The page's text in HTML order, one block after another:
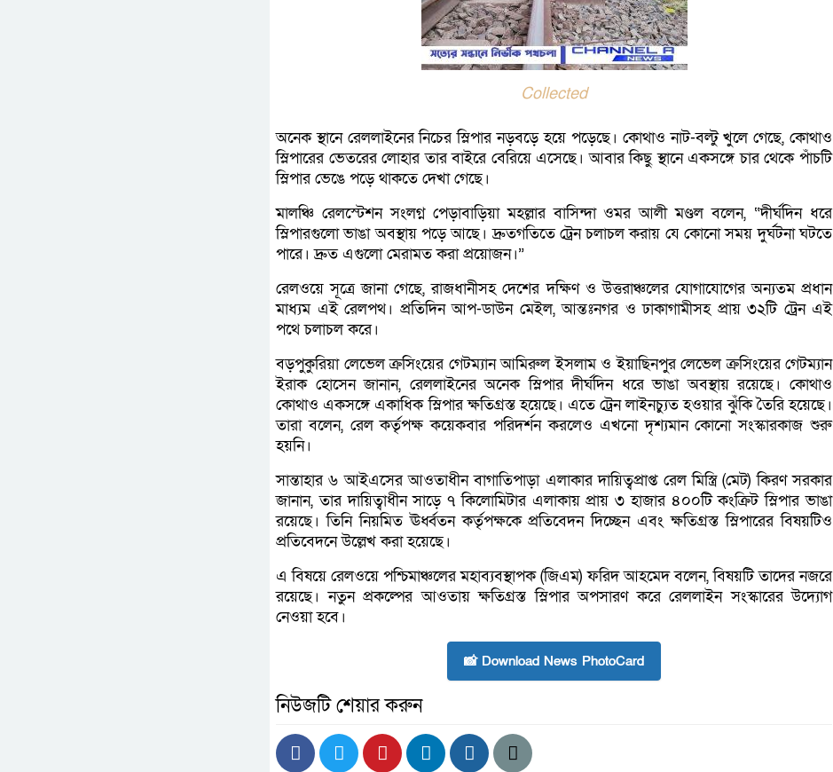
Collected
অনেক স্থানে রেললাইনের নিচের স্লিপার নড়বড়ে হয়ে পড়েছে। কোথাও নাট-বল্টু খুলে গেছে, কোথাও
স্লিপারের ভেতরের লোহার তার বাইরে বেরিয়ে এসেছে। আবার কিছু স্থানে একসঙ্গে চার থেকে পাঁচটি
স্লিপার ভেঙে পড়ে থাকতে দেখা গেছে।
মালঞ্চি রেলস্টেশন সংলগ্ন পেড়াবাড়িয়া মহল্লার বাসিন্দা ওমর আলী মণ্ডল বলেন, “দীর্ঘদিন ধরে
স্লিপারগুলো ভাঙা অবস্থায় পড়ে আছে। দ্রুতগতিতে ট্রেন চলাচল করায় যে কোনো সময় দুর্ঘটনা ঘটতে
পারে। দ্রুত এগুলো মেরামত করা প্রয়োজন।”
রেলওয়ে সূত্রে জানা গেছে, রাজধানীসহ দেশের দক্ষিণ ও উত্তরাঞ্চলের যোগাযোগের অন্যতম প্রধান
মাধ্যম এই রেলপথ। প্রতিদিন আপ-ডাউন মেইল, আন্তঃনগর ও ঢাকাগামীসহ প্রায় ৩২টি ট্রেন এই
পথে চলাচল করে।
বড়পুকুরিয়া লেভেল ক্রসিংয়ের গেটম্যান আমিরুল ইসলাম ও ইয়াছিনপুর লেভেল ক্রসিংয়ের গেটম্যান
ইরাক হোসেন জানান, রেললাইনের অনেক স্লিপার দীর্ঘদিন ধরে ভাঙা অবস্থায় রয়েছে। কোথাও
কোথাও একসঙ্গে একাধিক স্লিপার ক্ষতিগ্রস্ত হয়েছে। এতে ট্রেন লাইনচ্যুত হওয়ার ঝুঁকি তৈরি হয়েছে।
তারা বলেন, রেল কর্তৃপক্ষ কয়েকবার পরিদর্শন করলেও এখনো দৃশ্যমান কোনো সংস্কারকাজ শুরু
হয়নি।
সান্তাহার ৬ আইএসের আওতাধীন বাগাতিপাড়া এলাকার দায়িত্বপ্রাপ্ত রেল মিস্ত্রি (মেট) কিরণ সরকার
জানান, তার দায়িত্বাধীন সাড়ে ৭ কিলোমিটার এলাকায় প্রায় ৩ হাজার ৪০০টি কংক্রিট স্লিপার ভাঙা
রয়েছে। তিনি নিয়মিত ঊর্ধ্বতন কর্তৃপক্ষকে প্রতিবেদন দিচ্ছেন এবং ক্ষতিগ্রস্ত স্লিপারের বিষয়টিও
প্রতিবেদনে উল্লেখ করা হয়েছে।
এ বিষয়ে রেলওয়ে পশ্চিমাঞ্চলের মহাব্যবস্থাপক (জিএম) ফরিদ আহমেদ বলেন, বিষয়টি তাদের নজরে
রয়েছে। নতুন প্রকল্পের আওতায় ক্ষতিগ্রস্ত স্লিপার অপসারণ করে রেললাইন সংস্কারের উদ্যোগ
নেওয়া হবে।
📸 Download News PhotoCard
নিউজটি শেয়ার করুন